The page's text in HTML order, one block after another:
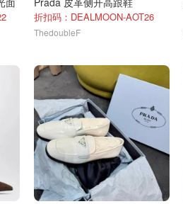
折扣码：DEALMOON-AOT26
ThedoubleF